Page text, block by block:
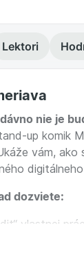
Lektori
nie je
up komik
vám, ako
dozviete:
vlastnej
– a